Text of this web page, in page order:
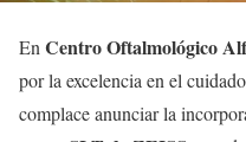
En Centro Oftalmológico
por la excelencia en el
complace anunciar la